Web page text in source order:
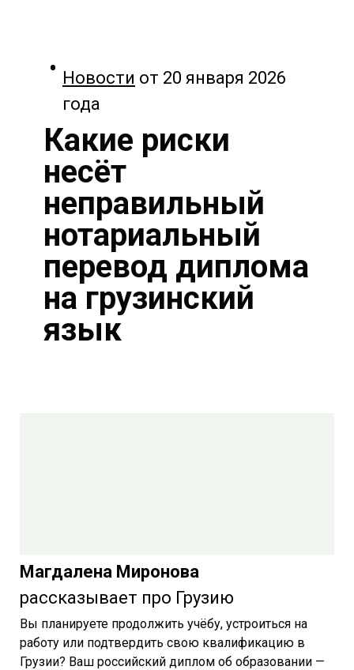
Новости от 20 января 2026
года
Какие риски
несёт
неправильный
нотариальный
перевод диплома
на грузинский
язык
Магдалена Миронова
рассказывает про Грузию
Вы планируете продолжить учёбу, устроиться на
работу или подтвердить свою квалификацию в
Грузии? Ваш российский диплом об образовании —